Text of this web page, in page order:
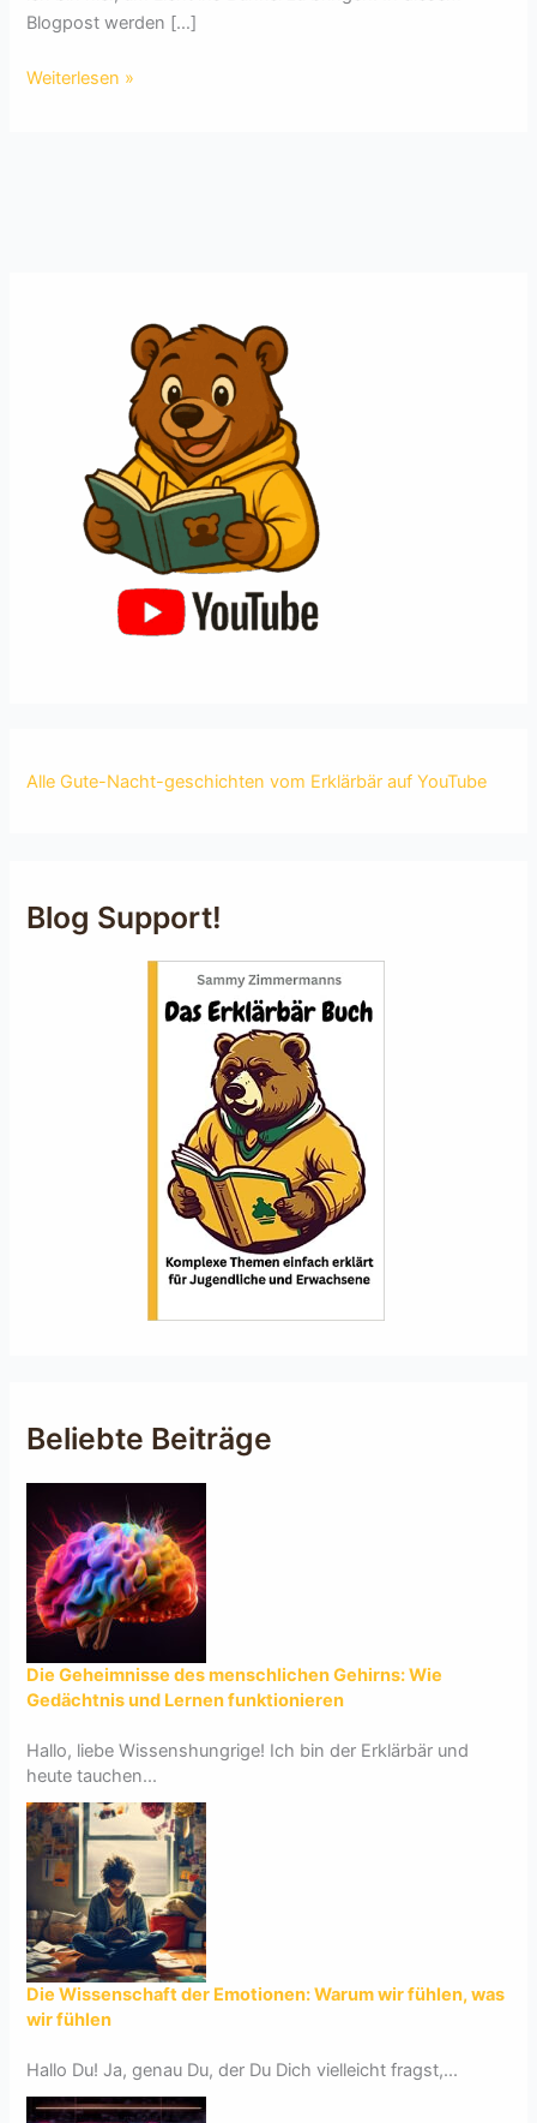
Blogpost werden […]
Klimawandel
Weiterlesen »
Alle Gute-Nacht-geschichten vom Erklärbär auf YouTube
Blog Support!
Beliebte Beiträge
Die Geheimnisse des menschlichen Gehirns: Wie
Gedächtnis und Lernen funktionieren
Hallo, liebe Wissenshungrige! Ich bin der Erklärbär und
heute tauchen...
Die Wissenschaft der Emotionen: Warum wir fühlen, was
wir fühlen
Hallo Du! Ja, genau Du, der Du Dich vielleicht fragst,...